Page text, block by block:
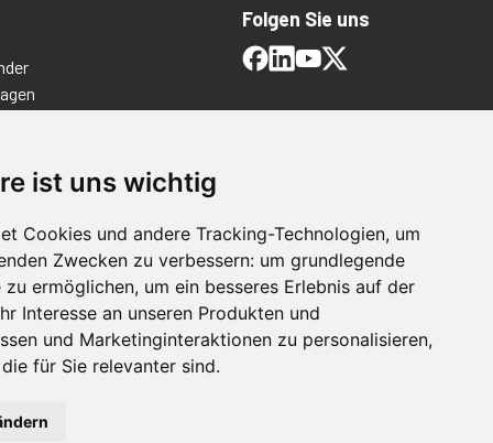
ist uns wichtig
Cookies und andere Tracking-Technologien, um
Zwecken zu verbessern: um grundlegende
zu ermöglichen, um ein besseres Erlebnis auf der
Interesse an unseren Produkten und
und Marketinginteraktionen zu personalisieren,
für Sie relevanter sind.
Folgen Sie uns
Manufacturing